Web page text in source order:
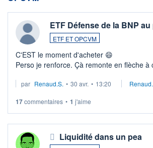
ETF Défense de la BNP
ETF ET OPCVM
C'EST le moment d'acheter 😄​
Perso je renforce. Çà remonte en flèche à
Investissement long terme tip top pour sa
par Renaud.S. • 30 avr. • 13:20
17commentaires • 1 j'aime
Liquidité dans un pea